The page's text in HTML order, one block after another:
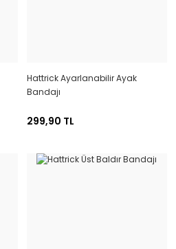
Hattrick Ayarlanabilir Ayak
Bandajı
299,90 TL